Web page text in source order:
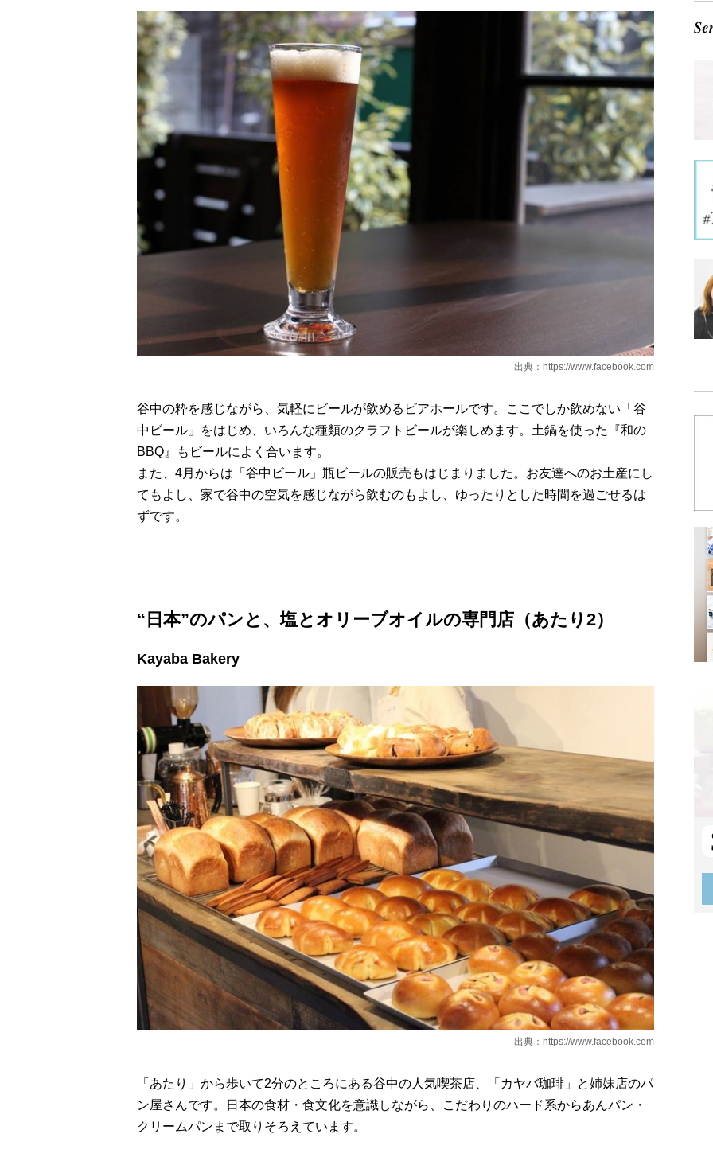
出典： https://www.facebook.com
谷中の粋を感じながら、気軽にビールが飲めるビアホールです。ここでしか飲めない「谷
中ビール」をはじめ、いろんな種類のクラフトビールが楽しめます。土鍋を使った『和の
BBQ』もビールによく合います。
また、4月からは「谷中ビール」瓶ビールの販売もはじまりました。お友達へのお土産にし
てもよし、家で谷中の空気を感じながら飲むのもよし、ゆったりとした時間を過ごせるは
ずです。
“日本”のパンと、塩とオリーブオイルの専門店（あたり2）
Kayaba Bakery
出典： https://www.facebook.com
「あたり」から歩いて2分のところにある谷中の人気喫茶店、「カヤバ珈琲」と姉妹店のパ
ン屋さんです。日本の食材・食文化を意識しながら、こだわりのハード系からあんパン・
クリームパンまで取りそろえています。